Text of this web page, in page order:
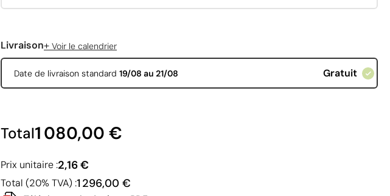
Livraison+ Voir le calendrier
Date de livraison standard 19/08 au 21/08 Gratuit
Total1 080,00 €
Prix unitaire :2,16 €
Total (20% TVA) :1 296,00 €